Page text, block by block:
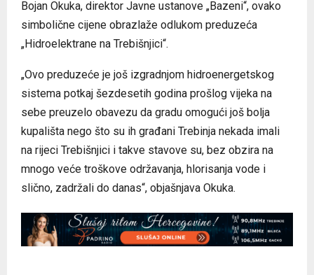
Bojan Okuka, direktor Javne ustanove „Bazeni“, ovako
simbolične cijene obrazlaže odlukom preduzeća
„Hidroelektrane na Trebišnjici“.
„Ovo preduzeće je još izgradnjom hidroenergetskog
sistema potkaj šezdesetih godina prošlog vijeka na
sebe preuzelo obavezu da gradu omogući još bolja
kupališta nego što su ih građani Trebinja nekada imali
na rijeci Trebišnjici i takve stavove su, bez obzira na
mnogo veće troškove održavanja, hlorisanja vode i
slično, zadržali do danas“, objašnjava Okuka.